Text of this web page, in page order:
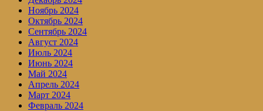
Ноябрь 2024
Октябрь 2024
Сентябрь 2024
Август 2024
Июль 2024
Июнь 2024
Май 2024
Апрель 2024
Март 2024
Февраль 2024